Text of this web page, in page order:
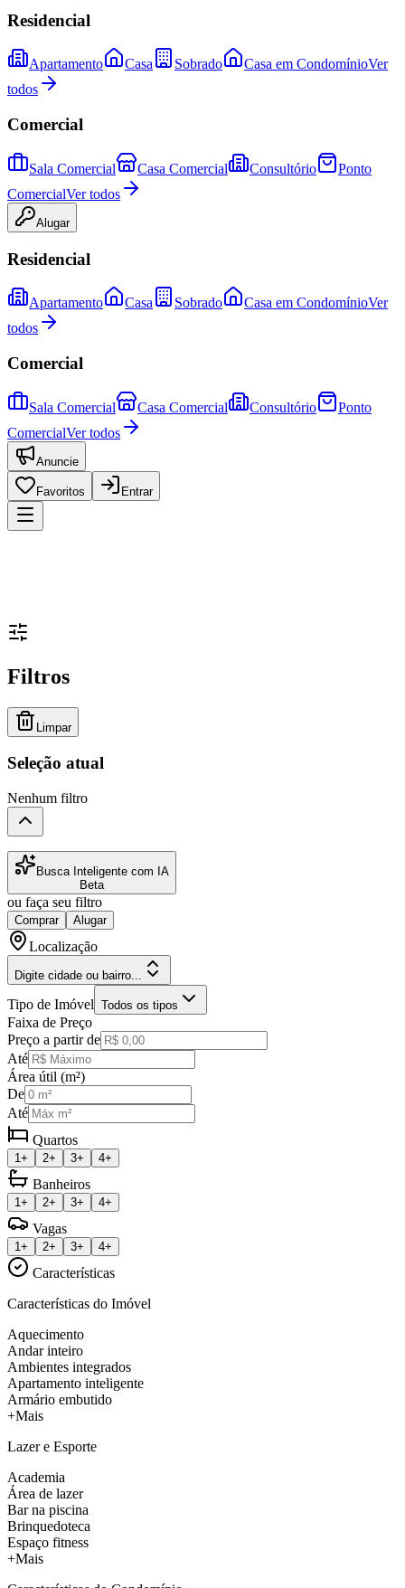
Residencial
Apartamento Casa Sobrado Casa em CondomínioVer
todos
Comercial
Sala Comercial Casa Comercial Consultório
Ponto
ComercialVer todos
Alugar
Residencial
Apartamento Casa Sobrado Casa em CondomínioVer
todos
Comercial
Sala Comercial Casa Comercial Consultório
Ponto
ComercialVer todos
Anuncie
Favoritos Entrar
Filtros
Limpar
Seleção atual
Nenhum filtro
Busca Inteligente com IA
Beta
ou faça seu filtro
Comprar Alugar
Localização
Digite cidade ou bairro...
Tipo de Imóvel Todos os tipos
Faixa de Preço
Preço a partir de
Até
Área útil (m²)
De
Até
Quartos
1+ 2+ 3+ 4+
Banheiros
1+ 2+ 3+ 4+
Vagas
1+ 2+ 3+ 4+
Características
Características do Imóvel
Aquecimento
Andar inteiro
Ambientes integrados
Apartamento inteligente
Armário embutido
+Mais
Lazer e Esporte
Academia
Área de lazer
Bar na piscina
Brinquedoteca
Espaço fitness
+Mais